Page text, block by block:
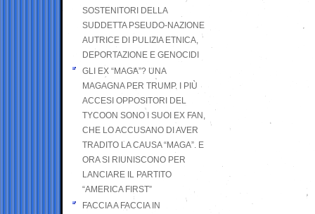
SOSTENITORI DELLA
SUDDETTA PSEUDO-NAZIONE
AUTRICE DI PULIZIA ETNICA,
DEPORTAZIONE E GENOCIDI
GLI EX “MAGA”? UNA
MAGAGNA PER TRUMP. I PIÙ
ACCESI OPPOSITORI DEL
TYCOON SONO I SUOI EX FAN,
CHE LO ACCUSANO DI AVER
TRADITO LA CAUSA “MAGA”. E
ORA SI RIUNISCONO PER
LANCIARE IL PARTITO
“AMERICA FIRST”
FACCIA A FACCIA IN